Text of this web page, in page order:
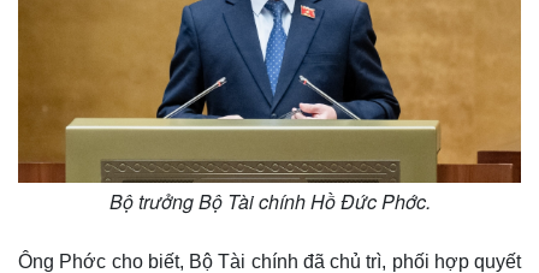
Bộ trưởng Bộ Tài chính Hồ Đức Phớc.
Ông Phớc cho biết, Bộ Tài chính đã chủ trì, phối hợp quyết